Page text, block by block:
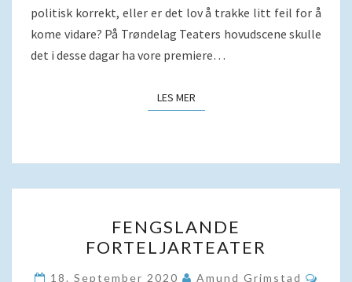
politisk korrekt, eller er det lov å trakke litt feil for å
kome vidare? På Trøndelag Teaters hovudscene skulle
det i desse dagar ha vore premiere…
LES MERLES MER
FORTELJARTEATER
FENGSLANDE
FORTELJARTEATER
18. September 2020 Amund Grimstad